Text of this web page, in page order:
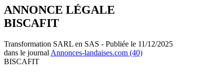
ANNONCE LÉGALE
BISCAFIT
Transformation SARL en SAS - Publiée le 11/12/2025
dans le journal Annonces-landaises.com (40)
BISCAFIT